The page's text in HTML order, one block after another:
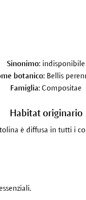
Sinonimo: indisponibile
botanico:Bellis
Famiglia: Compositae
Habitat originario
è diffusa in tutti i